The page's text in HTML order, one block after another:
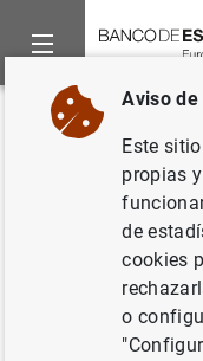
Inicio Noticias y
Volver
Evolución
financiera
por
primer
Aviso
Este
propias
de
cookies
o